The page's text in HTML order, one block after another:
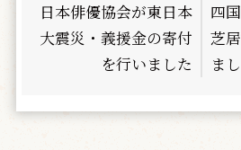
日本俳優協会が東日本
大震災・義援金の寄付
を行いました
四
芝
ま